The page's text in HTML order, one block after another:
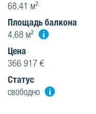
68,41 м²
Площадь балкона
4,68 м² i
Цена
366 917 €
Статус
свободно i